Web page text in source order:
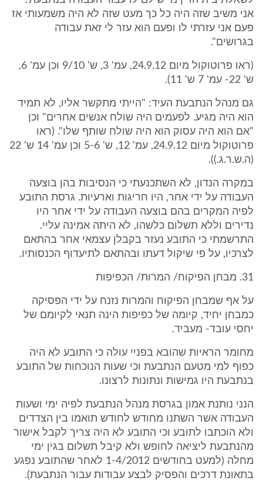
אני משיב שזה היה כל כך מעט שזה לא היה משמעותי אז
פעם אני עזרתי לו ופעם הוא עזר לי זאת עבודה
בגרושים".
(ראו פרוטוקול מיום 24.9.12, עמ' 3, ש' 9/10 וכן עמ' 6,
ש' 22- עמ' 7 ש' 11).
גם מנהל הנתבעת העיד: "הייתי מתקשר אליו, לא תמיד
הוא היה מגיע. לפעמים היה שולח אנשים אחרים" וכן
"אם הוא היה עסוק הוא היה שולח שותף שלו". (ראו
פרוטוקול מיום 24.9.12, עמ' 12, ש' 5-6 וכן עמ' 14 ש' 22
(ה.ש.ר.ג.)).
במקרה הנדון, לא השתכנעתי כי הנסיבות בהן בוצעה
העבודה על ידי אחר, היו חריגות וארעיות. גרסת התובע
לפיה המקרים בהם בוצעה העבודה על ידי אחר היו
נדירים וללא תשלום כלשהו, לא היתה אמינה עליי.
התרשמתי כי התובע נעזר בקבלן עצמאי אחר בהתאם
לצרכיו, על פי שיקול דעתו ובהתאם לתיעדוף הכנסותיו.
31. מבחן הפיקוח/ המרות/ הכפיפות
על אף שמבחן הפיקוח והמרות נזנח על ידי הפסיקה
כמבחן יחיד, קיומה של כפיפות הינה תנאי לקיומם של
יחסי עובד- מעביד.
מחומר הראיות שהובא בפניי עולה כי התובע לא היה
כפוף למי מטעם הנתבעת וכי שעות הנוכחות של התובע
בנתבעת היו גמישות ונתונות לרצונו.
הנני נותנת אמון בגרסת מנהל הנתבעת לפיה ימי ושעות
העבודה אשר השתנו מחודש לחודש תואמו בין הצדדים
ולא הוכתבו לתובע וכי התובע לא היה צריך לקבל אישור
מהנתבעת ליציאה לחופש ולא קיבל תשלום בגין ימי
מחלה (למעט בחודשים 1-4/2012 לאחר שהתובע נפגע
בתאונת דרכים והפסיק לבצע עבודות עבור הנתבעת).